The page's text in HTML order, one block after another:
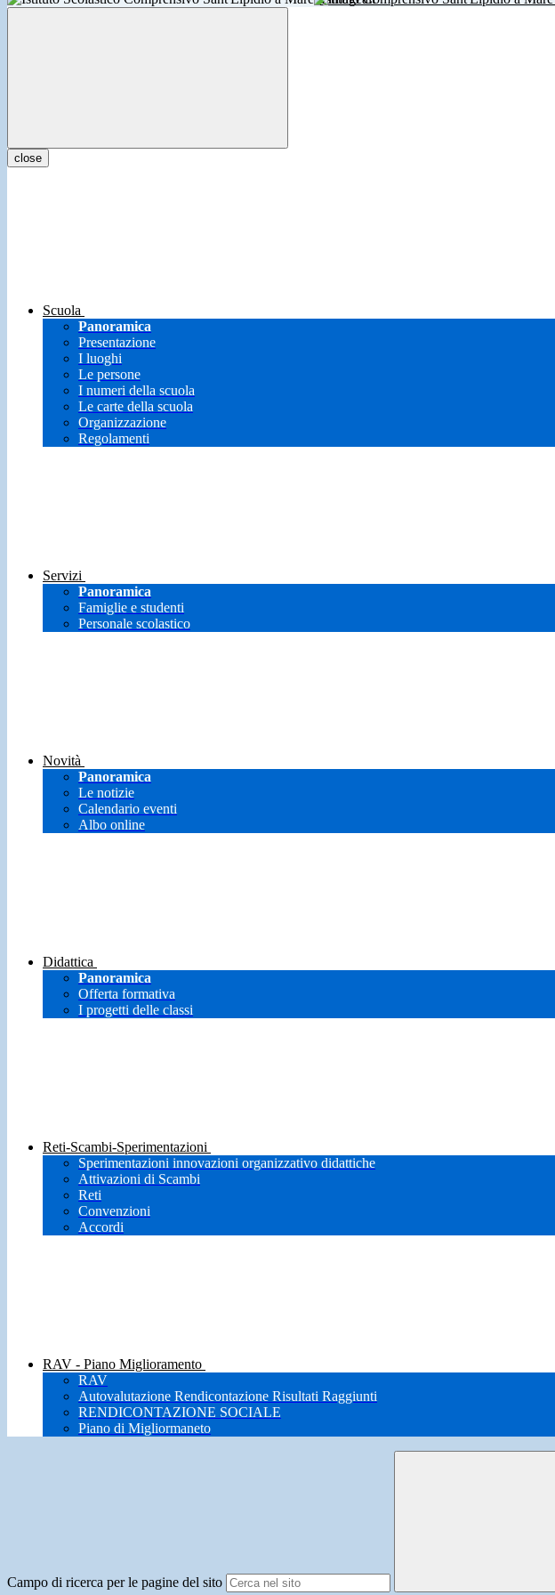
close
Scuola
Panoramica
Presentazione
I luoghi
Le persone
I numeri della scuola
Le carte della scuola
Organizzazione
Regolamenti
Servizi
Panoramica
Famiglie e studenti
Personale scolastico
Novità
Panoramica
Le notizie
Calendario eventi
Albo online
Didattica
Panoramica
Offerta formativa
I progetti delle classi
Reti-Scambi-Sperimentazioni
Sperimentazioni innovazioni organizzativo didattiche
Attivazioni di Scambi
Reti
Convenzioni
Accordi
RAV - Piano Miglioramento
RAV
Autovalutazione Rendicontazione Risultati Raggiunti
RENDICONTAZIONE SOCIALE
Piano di Migliormaneto
Campo di ricerca per le pagine del sito